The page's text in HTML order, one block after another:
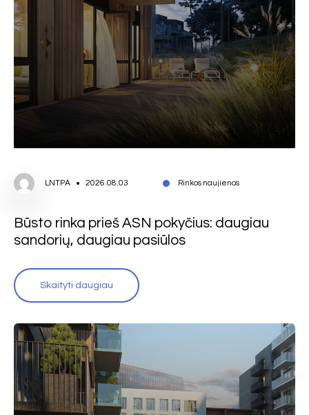
LNTPA 2026.08.03 Rinkos naujienos
Būsto rinka prieš ASN pokyčius: daugiau
sandorių, daugiau pasiūlos
Skaityti daugiau